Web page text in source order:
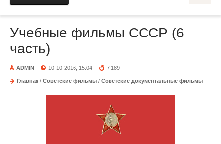
Учебные фильмы СССР (6
часть)
ADMIN 10-10-2016, 15:04 7 189
Главная / Советские фильмы / Советские документальные фильмы